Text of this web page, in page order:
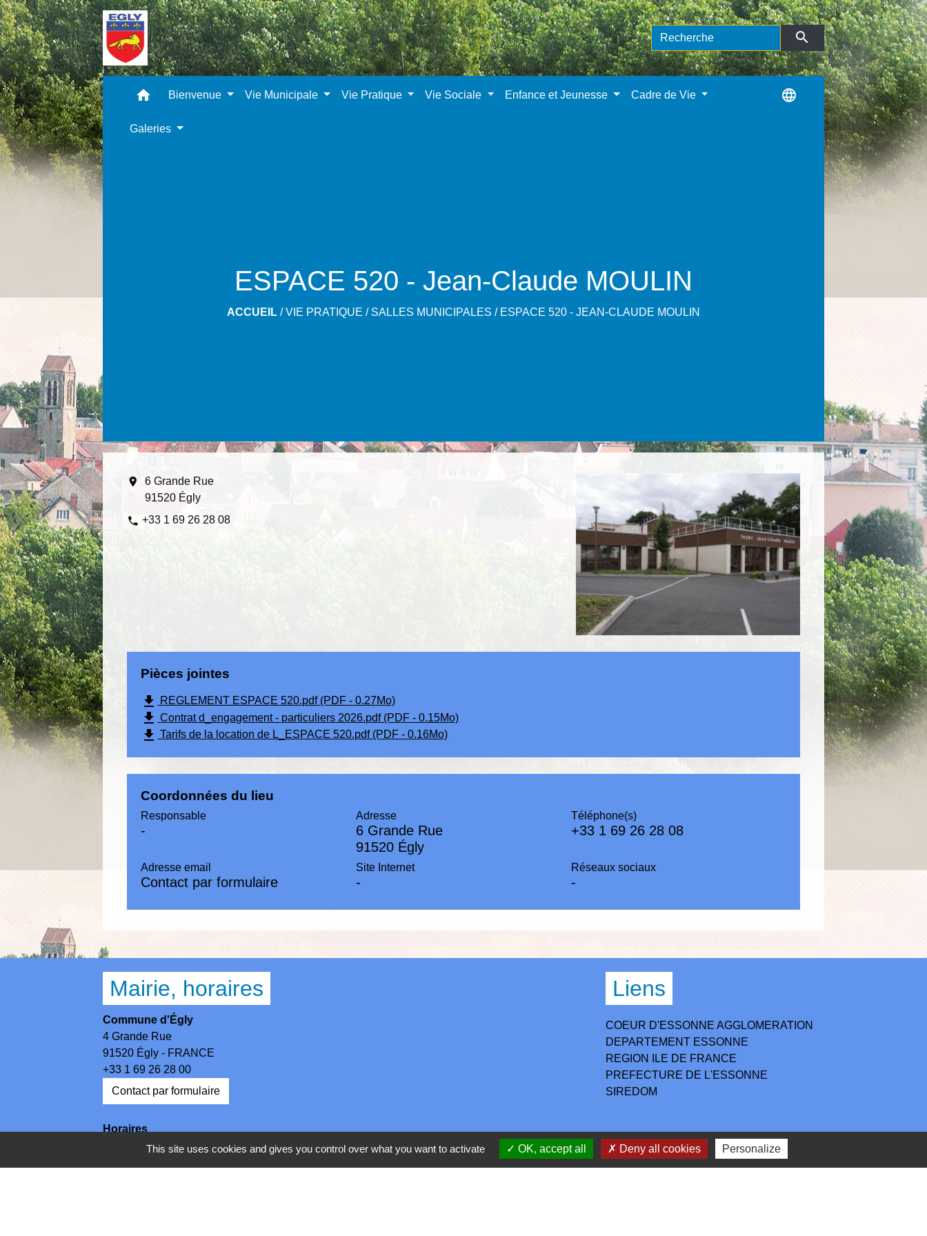
search
home Bienvenue Vie Municipale Vie Pratique Vie Sociale Enfance et Jeunesse Cadre de Vie
Galeries
language
ESPACE 520 - Jean-Claude MOULIN
ACCUEIL /VIE PRATIQUE / SALLES MUNICIPALES / ESPACE 520 - JEAN-CLAUDE MOULIN
location_on
6 Grande Rue
91520 Égly
phone +33 1 69 26 28 08
Pièces jointes
file_download REGLEMENT ESPACE 520.pdf (PDF - 0.27Mo)
file_download Contrat d_engagement - particuliers 2026.pdf (PDF - 0.15Mo)
file_download Tarifs de la location de L_ESPACE 520.pdf (PDF - 0.16Mo)
Coordonnées du lieu
Responsable
-
Adresse
6 Grande Rue
91520 Égly
Téléphone(s)
+33 1 69 26 28 08
Adresse email
Contact par formulaire
Site Internet
-
Réseaux sociaux
-
Mairie, horaires
Commune d'Égly
4 Grande Rue
91520 Égly - FRANCE
+33 1 69 26 28 00
Contact par formulaire
Horaires
Lundi - Mercredi - Jeudi : 8h30-12h et 13h30-17h
Liens
COEUR D'ESSONNE AGGLOMERATION
DEPARTEMENT ESSONNE
REGION ILE DE FRANCE
PREFECTURE DE L'ESSONNE
SIREDOM
This site uses cookies and gives you control over what you want to activate OK, accept all Deny all cookies Personalize